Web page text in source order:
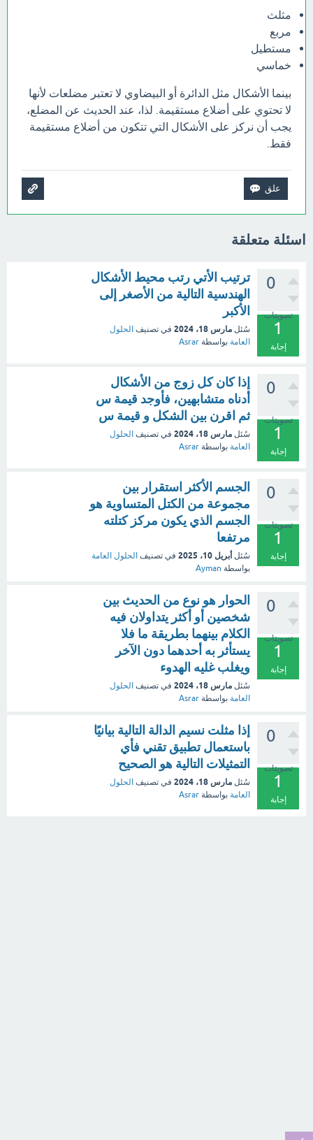
مثلث
مربع
مستطيل
خماسي
بينما الأشكال مثل الدائرة أو البيضاوي لا تعتبر مضلعات لأنها
لا تحتوي على أضلاع مستقيمة. لذا، عند الحديث عن المضلع،
يجب أن نركز على الأشكال التي تتكون من أضلاع مستقيمة
فقط.
اسئلة متعلقة
0
تصويتات
1
إجابة
ترتيب الأتي رتب محيط الأشكال
الهندسية التالية من الأصغر إلى
الأكبر
سُئل مارس 18، 2024 في تصنيف الحلول
العامة بواسطة Asrar
0
تصويتات
1
إجابة
إذا كان كل زوج من الأشكال
أدناه متشابهين، فأوجد قيمة س
ثم اقرن بين الشكل و قيمة س
سُئل مارس 18، 2024 في تصنيف الحلول
العامة بواسطة Asrar
0
تصويتات
1
إجابة
الجسم الأكثر استقرار بين
مجموعة من الكتل المتساوية هو
الجسم الذي يكون مركز كتلته
مرتفعا
سُئل أبريل 10، 2025 في تصنيف الحلول العامة
بواسطة Ayman
0
تصويتات
1
إجابة
الحوار هو نوع من الحديث بين
شخصين أو أكثر يتداولان فيه
الكلام بينهما بطريقة ما فلا
يستأثر به أحدهما دون الآخر
ويغلب غليه الهدوء
سُئل مارس 18، 2024 في تصنيف الحلول
العامة بواسطة Asrar
0
تصويتات
1
إجابة
إذا مثلت نسيم الدالة التالية بيانيًا
باستعمال تطبيق تقني فأي
التمثيلات التالية هو الصحيح
سُئل مارس 18، 2024 في تصنيف الحلول
العامة بواسطة Asrar